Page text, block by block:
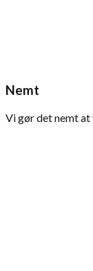
Nemt
Vi gør det nemt